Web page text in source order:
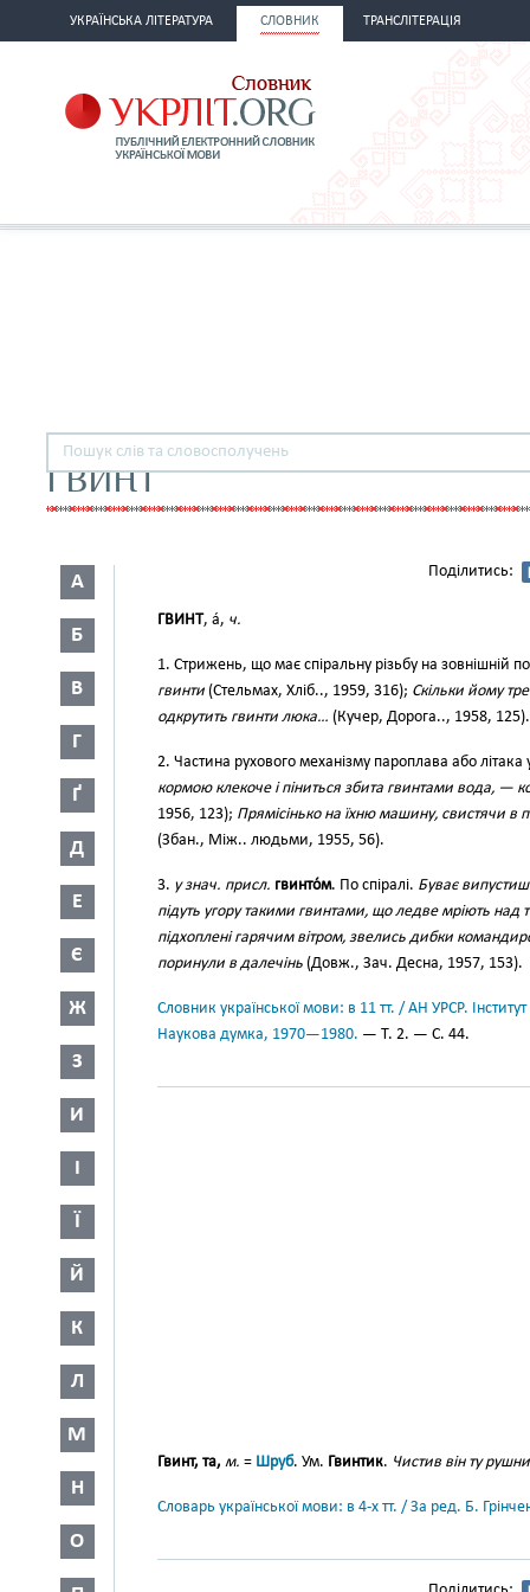
УКРАЇНСЬКА ЛІТЕРАТУРА СЛОВНИК ТРАНСЛІТЕРАЦІЯ
ГВИНТ
А
Б
В
Г
Ґ
Д
Е
Є
Ж
З
И
І
Ї
Й
К
Л
М
Н
О
Поділитись:
ГВИНТ, а́, ч.
1. Стрижень, що має спіральну різьбу на зовнішній
гвинти (Стельмах, Хліб.., 1959, 316); Скільки йому
одкрутить гвинти люка… (Кучер, Дорога.., 1958, 125).
2. Частина рухового механізму пароплава або
кормою клекоче і піниться збита гвинтами вода, —
1956, 123); Прямісінько на їхню машину, свистячи в
(Збан., Між.. людьми, 1955, 56).
3. у знач. присл. гвинто́м. По спіралі. Буває випустиш
підуть угору такими гвинтами, що ледве мріють над
підхоплені гарячим вітром, звелись дибки
поринули в далечінь (Довж., Зач. Десна, 1957, 153).
Словник української мови: в 11 тт. / АН УРСР.
Наукова думка, 1970—1980. — Т. 2. — С. 44.
Гвинт, та, м. = Шруб. Ум. Гвинтик. Чистив він ту
Словарь української мови: в 4-х тт. / За ред. Б.